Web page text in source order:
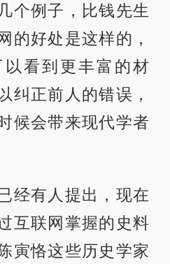
个例子，比钱先生
的好处是这样的，
看到更丰富的材
纠正前人的错误，
候会带来现代学者
经有人提出，现在
互联网掌握的史料
寅恪这些历史学家